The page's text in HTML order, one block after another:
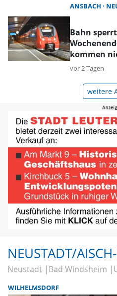
ANSBACH
Bahn
kommen
vor 2 Tagen
weitere
NEUSTADT/
Neustadt Bad Windsheim
WILHELMSDORF